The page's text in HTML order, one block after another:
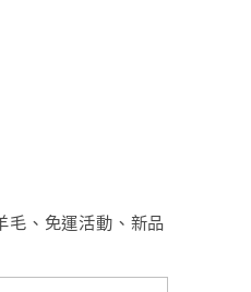
毛、免運活動、新品